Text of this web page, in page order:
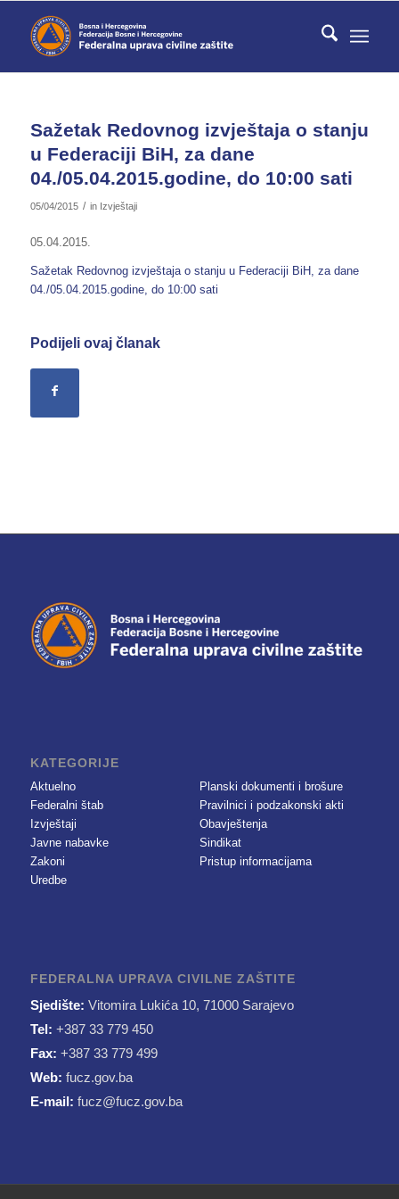
Sažetak Redovnog izvještaja o stanju
u Federaciji BiH, za dane
04./05.04.2015.godine, do 10:00 sati
05/04/2015 / in Izvještaji
05.04.2015.
Sažetak Redovnog izvještaja o stanju u Federaciji BiH, za dane
04./05.04.2015.godine, do 10:00 sati
Podijeli ovaj članak
KATEGORIJE
Aktuelno
Federalni štab
Izvještaji
Javne nabavke
Zakoni
Uredbe
Planski dokumenti i brošure
Pravilnici i podzakonski akti
Obavještenja
Sindikat
Pristup informacijama
FEDERALNA UPRAVA CIVILNE ZAŠTITE
Sjedište: Vitomira Lukića 10, 71000 Sarajevo
Tel: +387 33 779 450
Fax: +387 33 779 499
Web: fucz.gov.ba
E-mail: fucz@fucz.gov.ba